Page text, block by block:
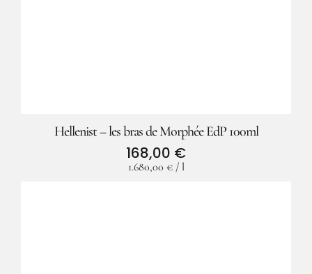
Hellenist – les bras de Morphée EdP 100ml
168,00 €
1.680,00 €/ l